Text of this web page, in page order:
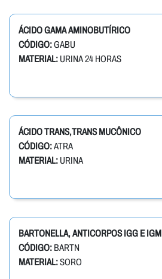
ÁCIDO GAMA AMINOBUTÍRICO
CÓDIGO:GABU
MATERIAL: URINA 24 HORAS
ÁCIDO TRANS,TRANS MUCÔNICO
CÓDIGO:ATRA
MATERIAL: URINA
BARTONELLA, ANTICORPOS IGG E IGM
CÓDIGO: BARTN
MATERIAL:SORO